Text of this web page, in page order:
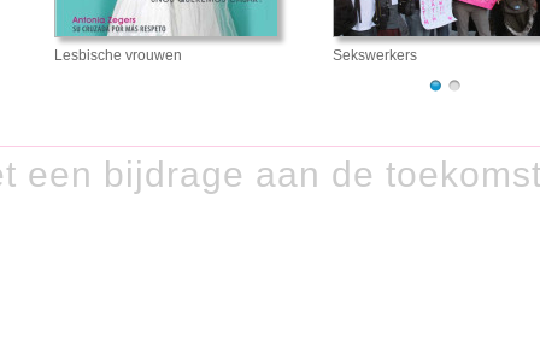
Lesbische vrouwen Sekswerkers
bijdrage aan de toekomst